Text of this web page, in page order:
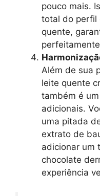
pouco mais.
total do perfil
quente,
Além de sua
leite quente
também é
adicionais.
uma pitada
extrato de
adicionar um
chocolate
experiência